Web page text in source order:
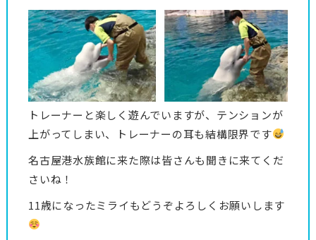
トレーナーと楽しく遊んでいますが、テンションが
上がってしまい、トレーナーの耳も結構限界です
名古屋港水族館に来た際は皆さんも聞きに来てくだ
さいね！
11歳になったミライもどうぞよろしくお願いします